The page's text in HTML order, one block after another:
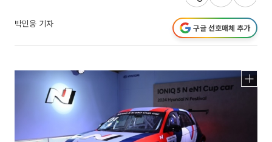
박민웅 기자 구글 선호매체 추가